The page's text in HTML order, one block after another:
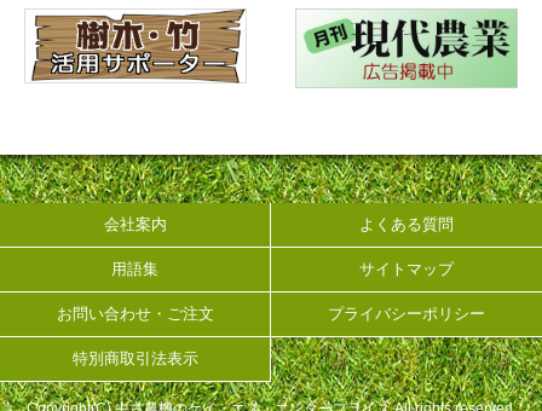
会社案内 よくある質問
用語集 サイトマップ
お問い合わせ・ご注文 プライバシーポリシー
特別商取引法表示